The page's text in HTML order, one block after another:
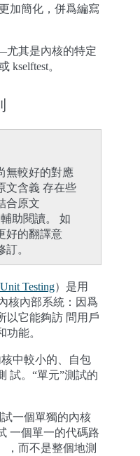
加簡化，併爲編寫
其是內核的特定
。
無較好的對應
文含義 存在些
合原文
助閱讀。 如
好的翻譯意
。
Testing）是用
核內部系統：因爲
以它能夠訪 問用戶
能。
中較小的、自包
試。“單元”測試的
一個單獨的內核
一個單一的代碼路
，而不是整個地測